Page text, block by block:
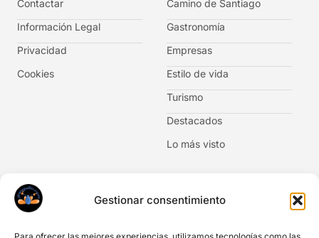
Gestionar consentimiento
Contactar
Información Legal
Privacidad
Cookies
Camino de Santiago
Gastronomía
Empresas
Estilo de vida
Turismo
Destacados
Lo más visto
Newsletter
noticias.